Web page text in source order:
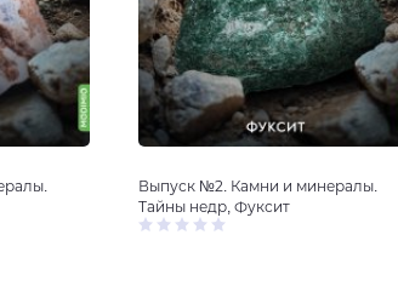
Выпуск №2. Камни и минералы.
Тайны недр, Фуксит